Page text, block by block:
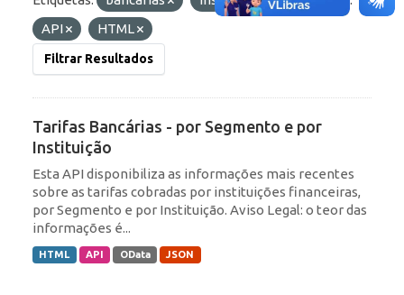
API
HTML
Filtrar Resultados
Tarifas Bancárias - por Segmento e por
Instituição
Esta API disponibiliza as informações mais recentes
sobre as tarifas cobradas por instituições financeiras,
por Segmento e por Instituição. Aviso Legal: o teor das
informações é...
HTML API OData JSON